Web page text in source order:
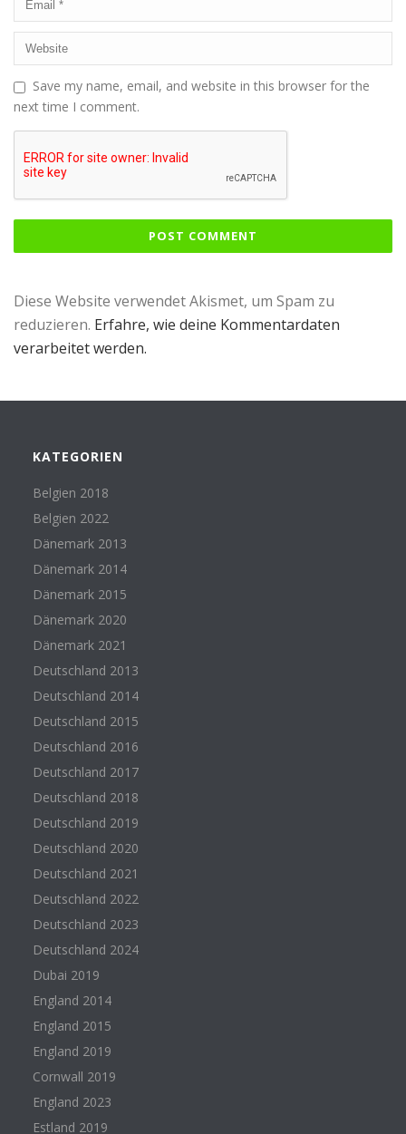
Save my name, email, and website in this browser for the
next time I comment.
Diese Website verwendet Akismet, um Spam zu
reduzieren. Erfahre, wie deine Kommentardaten
verarbeitet werden.
KATEGORIEN
Belgien 2018
Belgien 2022
Dänemark 2013
Dänemark 2014
Dänemark 2015
Dänemark 2020
Dänemark 2021
Deutschland 2013
Deutschland 2014
Deutschland 2015
Deutschland 2016
Deutschland 2017
Deutschland 2018
Deutschland 2019
Deutschland 2020
Deutschland 2021
Deutschland 2022
Deutschland 2023
Deutschland 2024
Dubai 2019
England 2014
England 2015
England 2019
Cornwall 2019
England 2023
Estland 2019